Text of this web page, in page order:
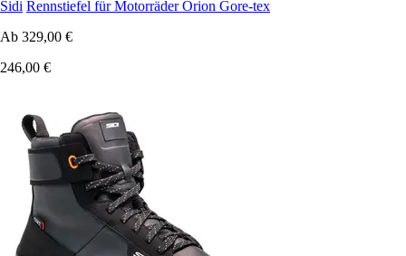
Sidi Rennstiefel für Motorräder Orion Gore-tex
Ab 329,00 €
246,00 €